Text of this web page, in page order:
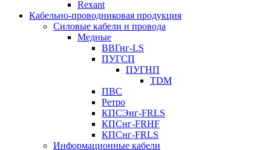
Rexant
Кабельно-проводниковая продукция
Силовые кабели и провода
Медные
ВВГнг-LS
ПУГСП
ПУГНП
TDM
ПВС
Ретро
КПСЭнг-FRLS
КПСнг-FRHF
КПСнг-FRLS
Информационные кабели